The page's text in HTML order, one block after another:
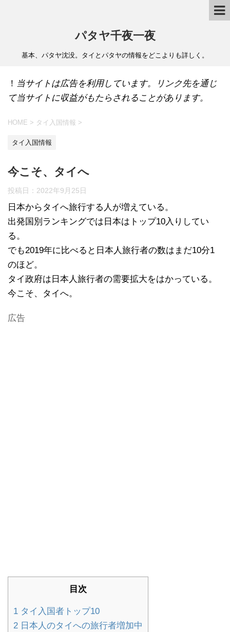
パタヤ千夜一夜
基本、パタヤ沈没。タイとパタヤの情報をどこよりも詳しく。
！ 当サイトは広告を利用しています。リンク先を通じ
て当サイトに収益がもたらされることがあります。
HOME > タイ入国情報 >
タイ入国情報
今こそ、タイへ
投稿日： 2022年9月25日
日本からタイへ旅行する人が増えている。
出発国別ランキングでは日本はトップ10入りしてい
る。
でも2019年に比べると日本人旅行者の数はまだ10分1
のほど。
タイ政府は日本人旅行者の需要拡大をはかっている。
今こそ、タイへ。
広告
目次
1 タイ入国者トップ10
2 日本人のタイへの旅行者増加中